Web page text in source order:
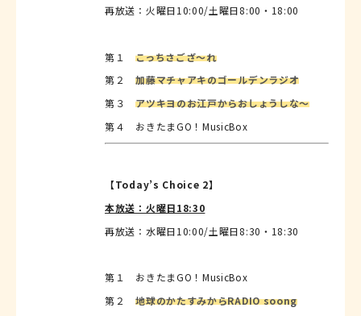
再放送：火曜日10:00/土曜日8:00・18:00
第１こっちさござ～れ
第２加藤マチャアキのゴールデンラジオ
第３アツキヨのお江戸からおしょうしな～
第４ おきたまGO！MusicBox
【Today’s Choice 2】
本放送：火曜日18:30
再放送：水曜日10:00/土曜日8:30・18:30
第１ おきたまGO！MusicBox
第２地球のかたすみからRADIO soong